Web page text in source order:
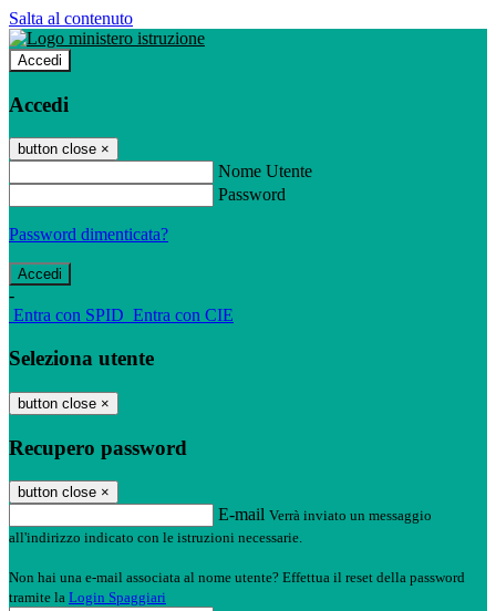
Salta al contenuto
Accedi
Accedi
button close ×
Nome Utente
Password
Password dimenticata?
-
Entra con SPID Entra con CIE
Seleziona utente
button close ×
Recupero password
button close ×
E-mail Verrà inviato un messaggio
all'indirizzo indicato con le istruzioni necessarie.
Non hai una e-mail associata al nome utente? Effettua il reset della password
tramite la Login Spaggiari